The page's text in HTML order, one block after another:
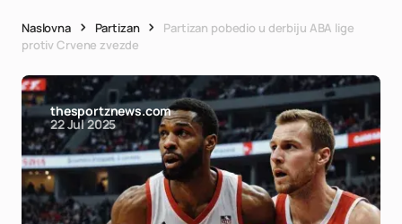
Naslovna Partizan
Partizan pobedio u derbiju ABA lige
protiv Crvene zvezde
thesportznews.com
22 Jul 2025